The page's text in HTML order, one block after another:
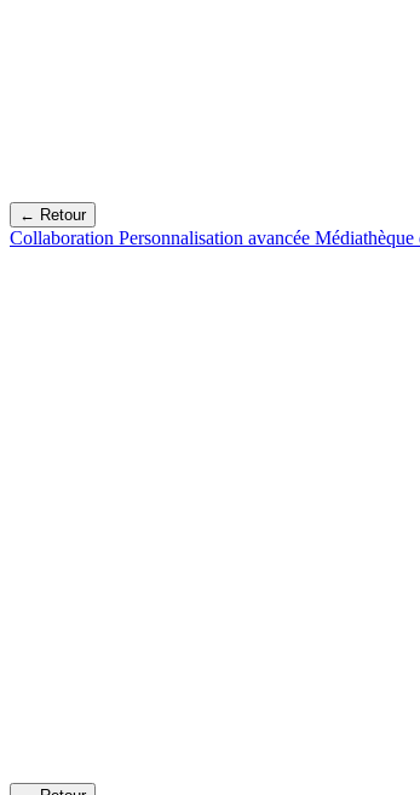
← Retour
Collaboration Personnalisation avancée Médiathèque